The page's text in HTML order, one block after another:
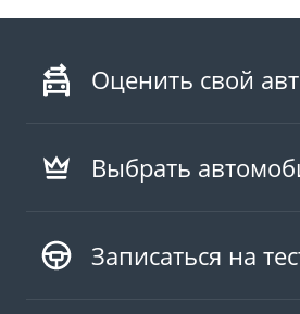
Оценить свой
Выбрать
Записаться на